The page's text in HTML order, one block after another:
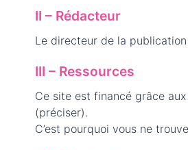
II – Rédacteur
Le directeur de la
III – Ressources
Ce site est financé grâce
(préciser).
C’est pourquoi vous ne